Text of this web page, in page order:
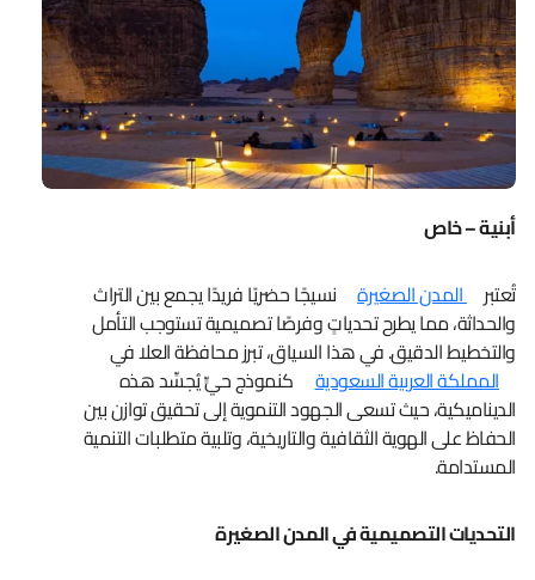
أبنية – خاص
تُعتبر المدن الصغيرة
نسيجًا حضريًا فريدًا يجمع بين التراث
والحداثة، مما يطرح تحدياتٍ وفرصًا تصميمية تستوجب التأمل
والتخطيط الدقيق. في هذا السياق، تبرز محافظة العلا في
المملكة العربية السعودية
كنموذج حيٍّ يُجسِّد هذه
الديناميكية، حيث تسعى الجهود التنموية إلى تحقيق توازن بين
الحفاظ على الهوية الثقافية والتاريخية، وتلبية متطلبات التنمية
المستدامة.
التحديات التصميمية في المدن الصغيرة